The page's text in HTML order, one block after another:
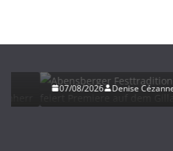
07/08/2026 Denise Cézanne-